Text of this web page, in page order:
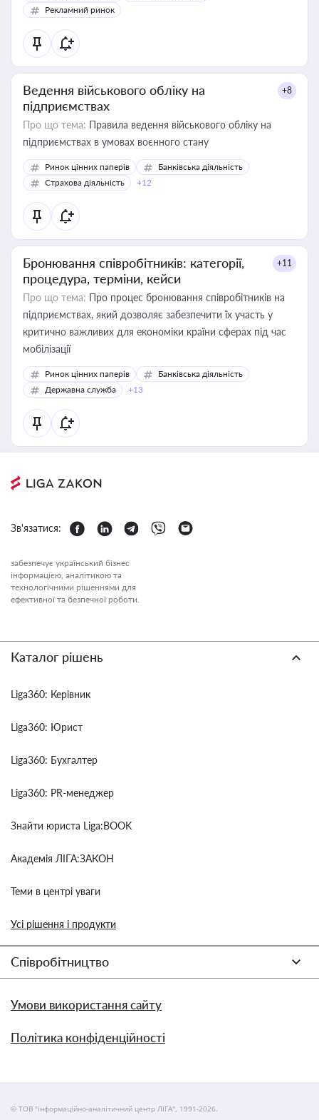
Рекламний ринок
Ведення військового обліку на
підприємствах
+8
Про що тема: Правила ведення військового обліку на
підприємствах в умовах воєнного стану
Ринок цінних паперів
Банківська діяльність
Страхова діяльність
+12
Бронювання співробітників: категорії,
процедура, терміни, кейси
+11
Про що тема: Про процес бронювання співробітників на
підприємствах, який дозволяє забезпечити їх участь у
критично важливих для економіки країни сферах під час
мобілізації
Ринок цінних паперів
Банківська діяльність
Державна служба
+13
Зв'язатися:
забезпечує український бізнес
інформацією, аналітикою та
технологічними рішеннями для
ефективної та безпечної роботи.
Каталог рішень
Liga360: Керівник
Liga360: Юрист
Liga360: Бухгалтер
Liga360: PR-менеджер
Знайти юриста Liga:BOOK
Академія ЛІГА:ЗАКОН
Теми в центрі уваги
Усі рішення і продукти
Співробітництво
Умови використання сайту
Політика конфіденційності
© ТОВ "інформаційно-аналітичний центр ЛІГА", 1991-2026.